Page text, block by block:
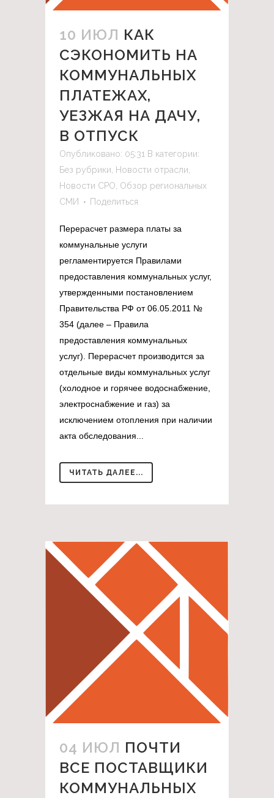
10 ИЮЛ КАК
СЭКОНОМИТЬ НА
КОММУНАЛЬНЫХ
ПЛАТЕЖАХ,
УЕЗЖАЯ НА ДАЧУ,
В ОТПУСК
Опубликовано: 05:31 В категории:
Без рубрики Новости отрасли
Новости СРО Обзор региональных
СМИ
Поделиться
Перерасчет размера платы за
коммунальные услуги
регламентируется Правилами
предоставления коммунальных услуг,
утвержденными постановлением
Правительства РФ от 06.05.2011 №
354 (далее – Правила
предоставления коммунальных
услуг). Перерасчет производится за
отдельные виды коммунальных услуг
(холодное и горячее водоснабжение,
электроснабжение и газ) за
исключением отопления при наличии
акта обследования...
ЧИТАТЬ ДАЛЕЕ...
04 ИЮЛ ПОЧТИ
ВСЕ ПОСТАВЩИКИ
КОММУНАЛЬНЫХ